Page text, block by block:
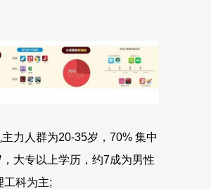
力人群为20-35岁，70% 集中
大专以上学历，约7成为男性
工科为主;